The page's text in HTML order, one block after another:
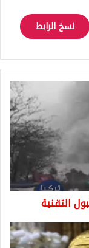
نسخ الرابط
التقنية